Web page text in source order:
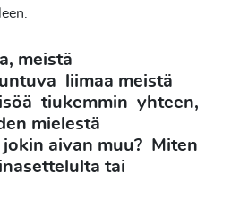
meistä
liimaa meistä
tiukemmin yhteen,
mielestä
aivan muu? Miten
tai